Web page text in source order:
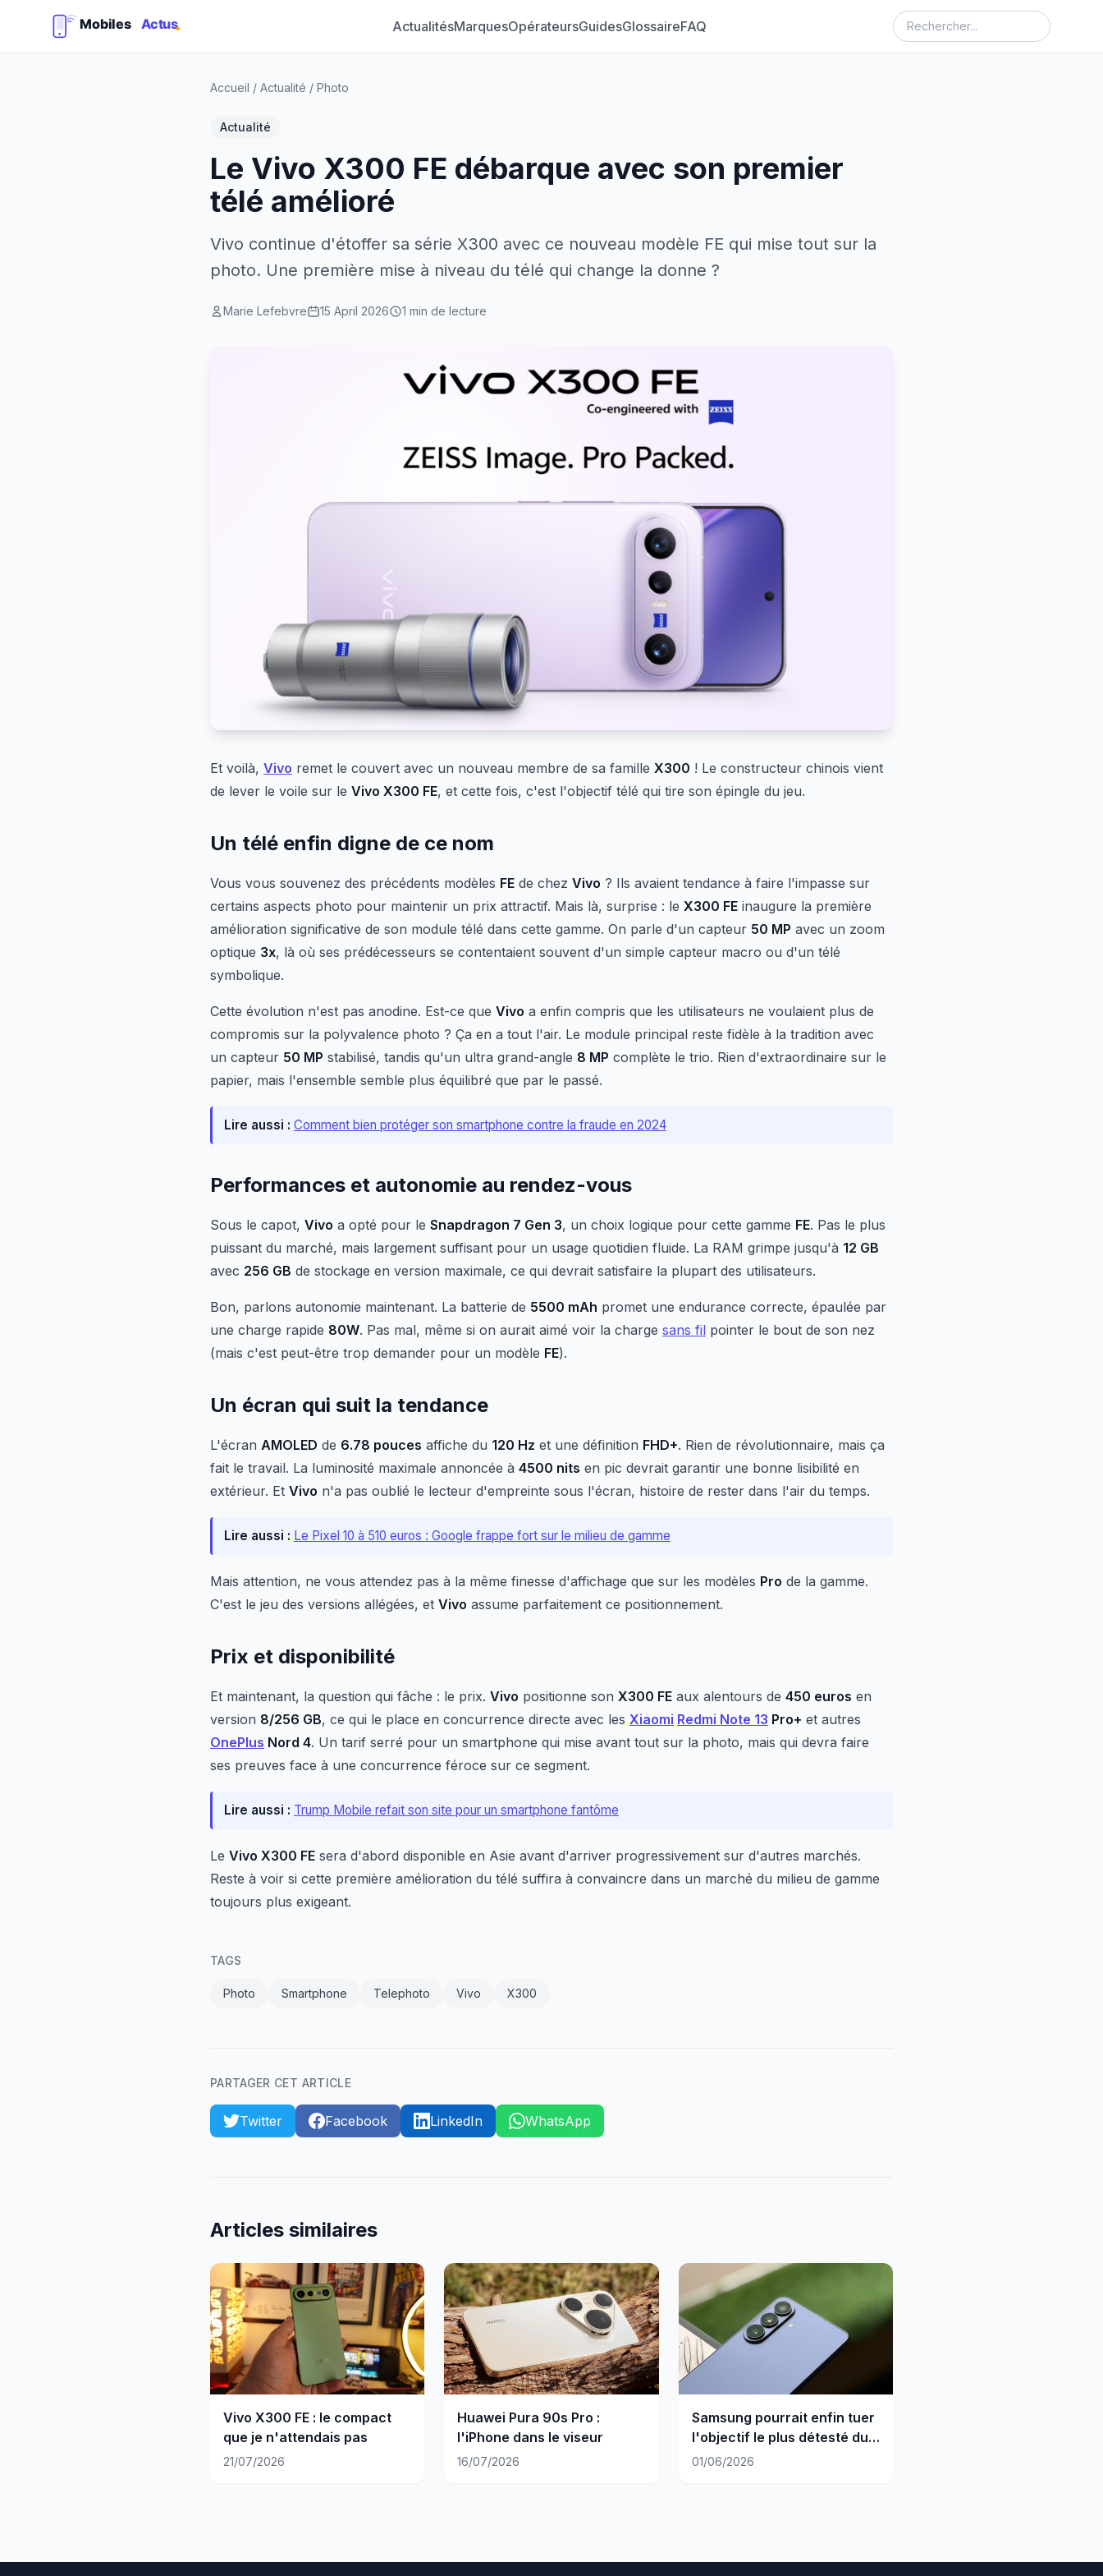
ActualitésMarquesOpérateursGuidesGlossaireFAQ
Accueil / Actualité / Photo
Actualité
Le Vivo X300 FE débarque avec son premier
télé amélioré
Vivo continue d'étoffer sa série X300 avec ce nouveau modèle FE qui mise tout sur la
photo. Une première mise à niveau du télé qui change la donne ?
Marie Lefebvre 15 April 2026 1 min de lecture
Et voilà, Vivo remet le couvert avec un nouveau membre de sa famille X300 ! Le constructeur chinois vient
de lever le voile sur le Vivo X300 FE, et cette fois, c'est l'objectif télé qui tire son épingle du jeu.
Un télé enfin digne de ce nom
Vous vous souvenez des précédents modèles FE de chez Vivo ? Ils avaient tendance à faire l'impasse sur
certains aspects photo pour maintenir un prix attractif. Mais là, surprise : le X300 FE inaugure la première
amélioration significative de son module télé dans cette gamme. On parle d'un capteur 50 MP avec un zoom
optique 3x, là où ses prédécesseurs se contentaient souvent d'un simple capteur macro ou d'un télé
symbolique.
Cette évolution n'est pas anodine. Est-ce que Vivo a enfin compris que les utilisateurs ne voulaient plus de
compromis sur la polyvalence photo ? Ça en a tout l'air. Le module principal reste fidèle à la tradition avec
un capteur 50 MP stabilisé, tandis qu'un ultra grand-angle 8 MP complète le trio. Rien d'extraordinaire sur le
papier, mais l'ensemble semble plus équilibré que par le passé.
Lire aussi : Comment bien protéger son smartphone contre la fraude en 2024
Performances et autonomie au rendez-vous
Sous le capot, Vivo a opté pour le Snapdragon 7 Gen 3, un choix logique pour cette gamme FE. Pas le plus
puissant du marché, mais largement suffisant pour un usage quotidien fluide. La RAM grimpe jusqu'à 12 GB
avec 256 GB de stockage en version maximale, ce qui devrait satisfaire la plupart des utilisateurs.
Bon, parlons autonomie maintenant. La batterie de 5500 mAh promet une endurance correcte, épaulée par
une charge rapide 80W. Pas mal, même si on aurait aimé voir la charge sans fil pointer le bout de son nez
(mais c'est peut-être trop demander pour un modèle FE).
Un écran qui suit la tendance
L'écran AMOLED de 6.78 pouces affiche du 120 Hz et une définition FHD+. Rien de révolutionnaire, mais ça
fait le travail. La luminosité maximale annoncée à 4500 nits en pic devrait garantir une bonne lisibilité en
extérieur. Et Vivo n'a pas oublié le lecteur d'empreinte sous l'écran, histoire de rester dans l'air du temps.
Lire aussi : Le Pixel 10 à 510 euros : Google frappe fort sur le milieu de gamme
Mais attention, ne vous attendez pas à la même finesse d'affichage que sur les modèles Pro de la gamme.
C'est le jeu des versions allégées, et Vivo assume parfaitement ce positionnement.
Prix et disponibilité
Et maintenant, la question qui fâche : le prix. Vivo positionne son X300 FE aux alentours de 450 euros en
version 8/256 GB, ce qui le place en concurrence directe avec les Xiaomi Redmi Note 13 Pro+ et autres
OnePlus Nord 4. Un tarif serré pour un smartphone qui mise avant tout sur la photo, mais qui devra faire
ses preuves face à une concurrence féroce sur ce segment.
Lire aussi : Trump Mobile refait son site pour un smartphone fantôme
Le Vivo X300 FE sera d'abord disponible en Asie avant d'arriver progressivement sur d'autres marchés.
Reste à voir si cette première amélioration du télé suffira à convaincre dans un marché du milieu de gamme
toujours plus exigeant.
TAGS
Photo Smartphone Telephoto Vivo X300
PARTAGER CET ARTICLE
Twitter Facebook LinkedIn WhatsApp
Articles similaires
Vivo X300 FE : le compact
que je n'attendais pas
21/07/2026
Huawei Pura 90s Pro :
l'iPhone dans le viseur
16/07/2026
Samsung pourrait enfin tuer
l'objectif le plus détesté du
Galaxy Ultra
01/06/2026